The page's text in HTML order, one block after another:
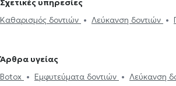
Σχετικές υπηρεσίες
Καθαρισμός δοντιών
Λεύκανση δοντιών
Απονεύρωση
στοματίτιδα
Υαλουρονικό Οξύ - Fillers
Άρθρα υγείας
Botox
Εμφυτεύματα δοντιών Λεύκανση